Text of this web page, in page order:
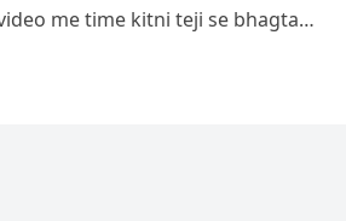
me time kitni teji se bhagta…